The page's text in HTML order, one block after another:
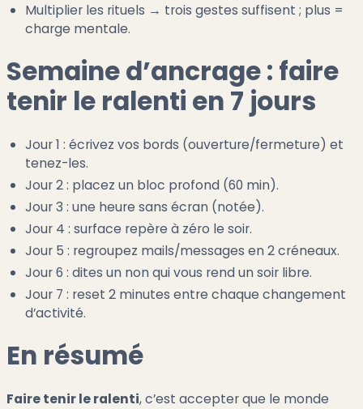
Multiplier les rituels → trois gestes suffisent ; plus =
charge mentale.
Semaine d’ancrage : faire
tenir le ralenti en 7 jours
Jour 1 : écrivez vos bords (ouverture/fermeture) et
tenez-les.
Jour 2 : placez un bloc profond (60 min).
Jour 3 : une heure sans écran (notée).
Jour 4 : surface repère à zéro le soir.
Jour 5 : regroupez mails/messages en 2 créneaux.
Jour 6 : dites un non qui vous rend un soir libre.
Jour 7 : reset 2 minutes entre chaque changement
d’activité.
En résumé
Faire tenir le ralenti, c’est accepter que le monde